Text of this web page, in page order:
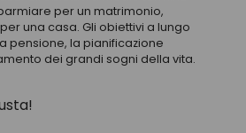
per un matrimonio,
una casa. Gli obiettivi a lungo
pensione, la pianificazione
dei grandi sogni della vita.